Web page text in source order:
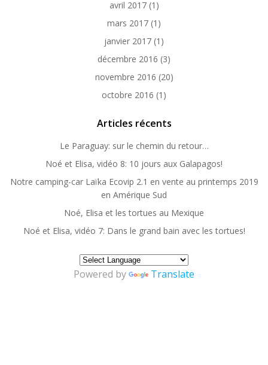
avril 2017(1)
mars 2017 (1)
janvier 2017 (1)
décembre 2016 (3)
novembre 2016 (20)
octobre 2016 (1)
Articles récents
Le Paraguay: sur le chemin du retour…
Noé et Elisa, vidéo 8: 10 jours aux Galapagos!
Notre camping-car Laïka Ecovip 2.1 en vente au printemps 2019
en Amérique Sud
Noé, Elisa et les tortues au Mexique
Noé et Elisa, vidéo 7: Dans le grand bain avec les tortues!
Powered by Translate